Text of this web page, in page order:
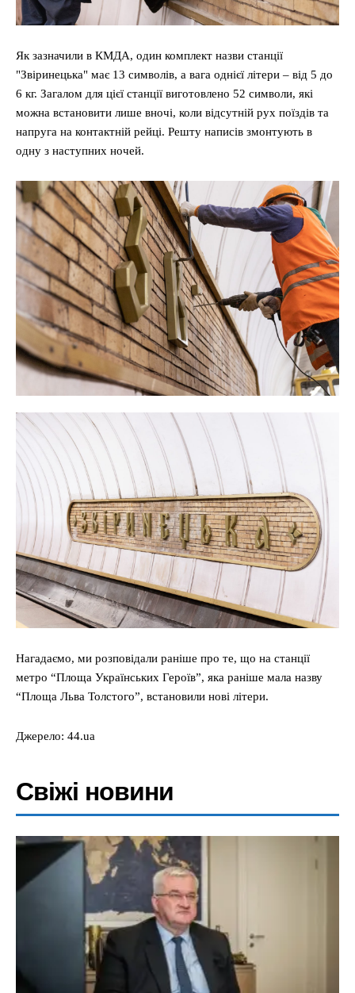
Меню
Україна
Як зазначили в КМДА, один комплект назви станції
"Звіринецька" має 13 символів, а вага однієї літери – від 5 до
6 кг. Загалом для цієї станції виготовлено 52 символи, які
можна встановити лише вночі, коли відсутній рух поїздів та
напруга на контактній рейці. Решту написів змонтують в
одну з наступних ночей.
Нагадаємо, ми розповідали раніше про те, що на станції
метро “Площа Українських Героїв”, яка раніше мала назву
“Площа Льва Толстого”, встановили нові літери.
Джерело: 44.ua
Свіжі новини